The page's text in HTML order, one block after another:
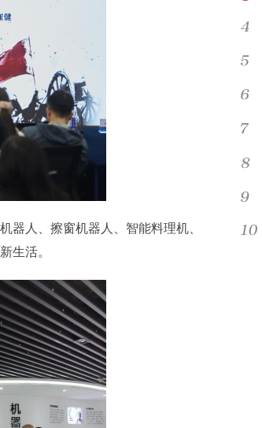
人、擦窗机器人、智能料理机、
生活。